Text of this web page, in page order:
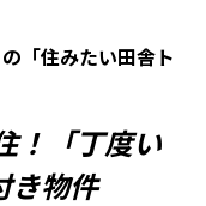
「住みたい田舎ト
！「丁度い
き物件